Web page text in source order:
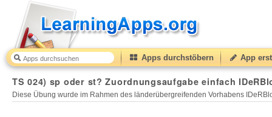
Apps durchstöbern App
TS 024) sp oder st? Zuordnungsaufgabe einfach
Diese Übung wurde im Rahmen des länderübergreifenden Vorhabens